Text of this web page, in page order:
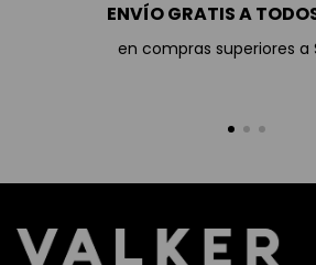
ENVÍO GRATIS A
en compras superiores a